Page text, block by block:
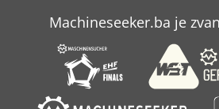
Machineseeker.ba je